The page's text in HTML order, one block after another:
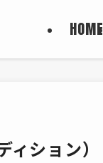
HOME
ション）